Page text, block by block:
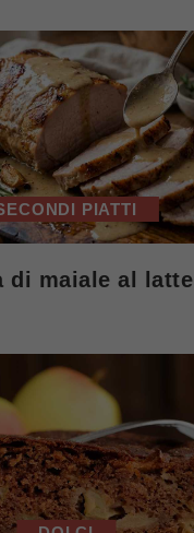
PIATTI
di maiale al latte